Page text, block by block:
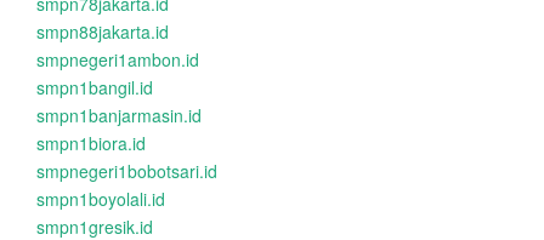
smpn88jakarta.id
smpnegeri1ambon.id
smpn1bangil.id
smpn1banjarmasin.id
smpn1biora.id
smpnegeri1bobotsari.id
smpn1boyolali.id
smpn1gresik.id